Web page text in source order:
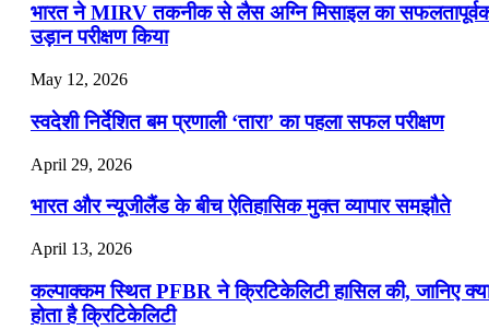
भारत ने MIRV तकनीक से लैस अग्नि मिसाइल का
उड़ान परीक्षण किया
May 12, 2026
स्वदेशी निर्देशित बम प्रणाली ‘तारा’ का पहला सफल परीक्षण
April 29, 2026
भारत और न्यूजीलैंड के बीच ऐतिहासिक मुक्त व्यापार समझौते
April 13, 2026
कल्पाक्कम स्थित PFBR ने क्रिटिकेलिटी हासिल की, जानिए
होता है क्रिटिकेलिटी